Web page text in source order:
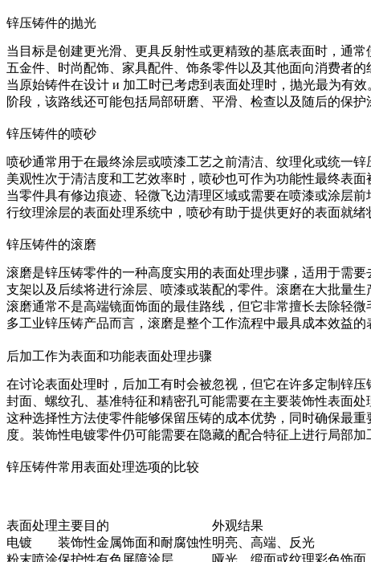
锌压铸件的抛光
当目标是创建更光滑、更具反射性或更精致的基底表面时，通
五金件、时尚配饰、家具配件、饰条零件以及其他面向消费者
当原始铸件在设计 и 加工时已考虑到表面处理时，抛光最为有
阶段，该路线还可能包括局部研磨、平滑、检查以及随后的保
锌压铸件的喷砂
喷砂通常用于在最终涂层或喷漆工艺之前清洁、纹理化或统一
美观性次于清洁度和工艺效率时，喷砂也可作为功能性最终表面
当零件具有修边痕迹、轻微飞边清理区域或需要在喷漆或涂层
行纹理涂层的表面处理系统中，喷砂有助于提供更好的表面就绪
锌压铸件的滚磨
滚磨是锌压铸零件的一种高度实用的表面处理步骤，适用于需
支架以及后续将进行涂层、喷漆或装配的零件。滚磨在大批量
滚磨通常不是高端镜面饰面的最佳路线，但它非常擅长去除轻
多工业锌压铸产品而言，滚磨是整个工作流程中最具成本效益的
后加工作为表面和功能表面处理步骤
在讨论表面处理时， 后加工有时会被忽视，但它在许多定制锌
封面、螺纹孔、基准特征和精密孔可能需要在主要装饰性表面处
这种选择性方法使零件能够保留压铸的成本优势，同时确保最
度。装饰性电镀零件仍可能需要在隐藏的配合特征上进行局部
锌压铸件常用表面处理选项的比较
表面处理主要目的 外观结果
电镀
装饰性金属饰面和耐腐蚀性明亮、高端、反光
粉末喷涂保护性有色屏障涂层 哑光、缎面或纹理彩色饰面